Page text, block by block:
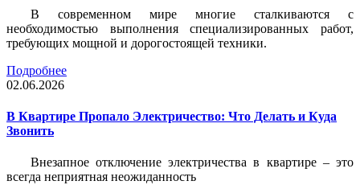
В современном мире многие сталкиваются с
необходимостью выполнения специализированных работ,
требующих мощной и дорогостоящей техники.
Подробнее
02.06.2026
В Квартире Пропало Электричество: Что Делать и Куда
Звонить
Внезапное отключение электричества в квартире – это
всегда неприятная неожиданность